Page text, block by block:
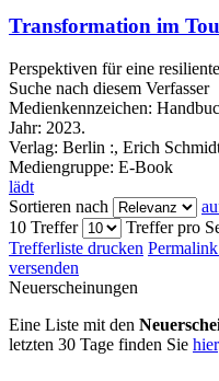
Transformation im
Perspektiven für eine
Suche nach diesem Verfasser
Medienkennzeichen:
Jahr: 2023.
Verlag: Berlin :, Erich
Mediengruppe: E-Book
lädt
Sortieren nach
10 Treffer
Treffer pro
Trefferliste drucken
versenden
Neuerscheinungen
Eine Liste mit den
letzten 30 Tage finden Sie hier